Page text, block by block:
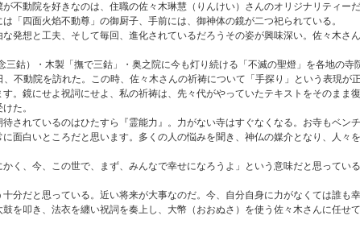
動院を好きなのは、住職の佐々木琳慧（りんけい）さんのオリジナリティー
「四面火焰不動尊」の御厨子、手前には、御神体の鏡が二つ祀られている。
想と工夫、そして毎回、進化されているだろうその姿が興味深い。佐々木さ
鈷）・木製「撫で三鈷」・奥之院に今も灯り続ける「不滅の聖燈」を各地の
動院を訪れた。この時、佐々木さんの祈祷について「手探り」という表現が
鏡にせよ祝詞にせよ、私の祈祷は、先々代がやっていたテキストをそのまま
た。
されているのはひたすら『霊能力』。力がない寺はすぐなくなる。お寺もベ
面白いところだと思います。多くの人の悩みを聞き、神仏の媒介となり、人々
、今、この世で、まず、みんなで幸せになろうよ」という意味だと思ってい
だと思っている。近い将来が大事なのだ。今、自分自身に力がなくては誰も幸
叩き、法衣を纏い祝詞を奏上し、大幣（おおぬさ）を使う佐々木さんに任せ